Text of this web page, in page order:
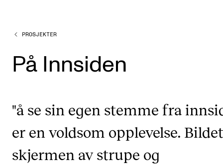
STUDIER
Alle studier
Bachelor
Doktorgrad
Årsstudium og videreutdanning
Talentutvikling
PROSJEKTER
På Innsiden
"å se sin egen stemme fra
er en voldsom opplevelse.
skjermen av strupe og